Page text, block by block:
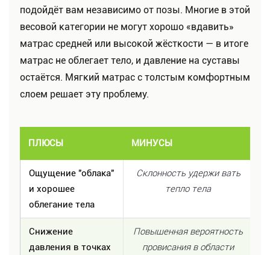
подойдёт вам независимо от позы. Многие в этой
весовой категории не могут хорошо «вдавить»
матрас средней или высокой жёсткости — в итоге
матрас не облегает тело, и давление на суставы
остаётся. Мягкий матрас с толстым комфортным
слоем решает эту проблему.
ПЛЮСЫ МИНУСЫ
Ощущение "облака"
и хорошее
облегание тела
Склонность удержи вать
тепло тела
Снижение
давления в точках
Повышенная вероятность
провисания в области